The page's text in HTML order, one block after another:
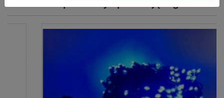
Inne produkty sprzedającego